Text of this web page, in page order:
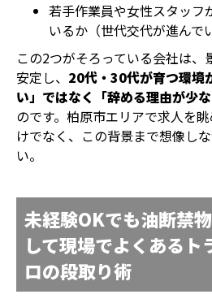
若手作業員や女性スタッフ
いるか（世代交代が進んで
この2つがそろっている会社は、
安定し、 20代・30代が育つ環境
い」ではなく「辞める理由が少
のです。柏原市エリアで求人を
けでなく、この背景まで想像し
い。
未経験OKでも油断禁
して現場でよくあるト
ロの段取り術